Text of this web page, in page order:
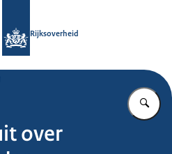
Rijksoverheid
over